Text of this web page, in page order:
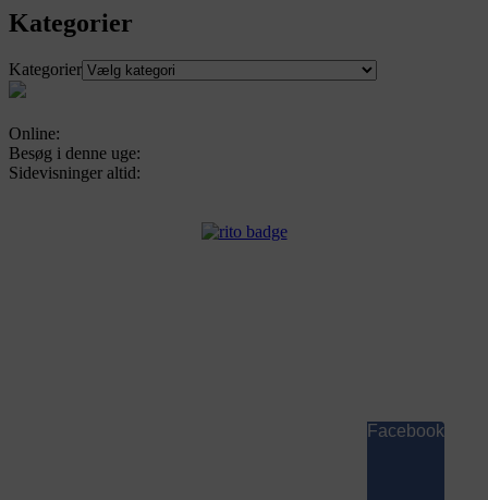
Kategorier
Kategorier
Online:
Besøg i denne uge:
Sidevisninger altid:
Facebook